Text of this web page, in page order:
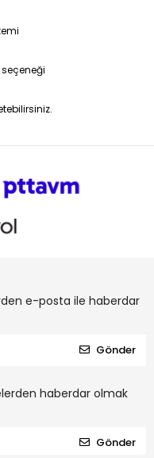
e-posta ile haberdar
Gönder
haberdar olmak
Gönder